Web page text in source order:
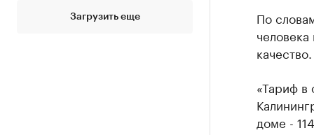
Загрузить еще
По
качество.
«Тариф в
доме -